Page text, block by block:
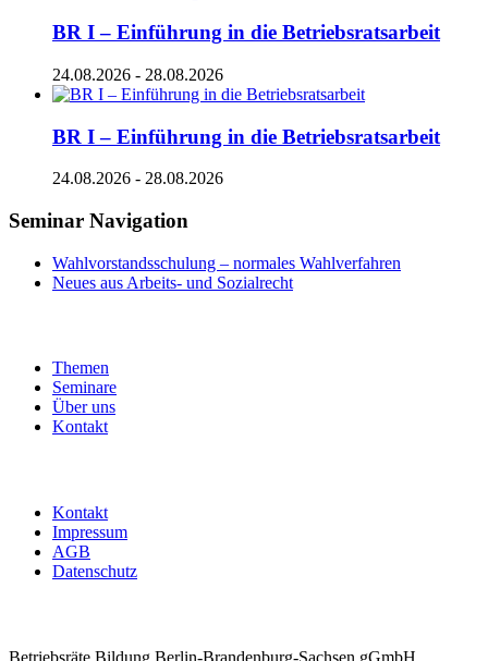
BR I – Einführung in die Betriebsratsarbeit
24.08.2026 - 28.08.2026
BR I – Einführung in die Betriebsratsarbeit
24.08.2026 - 28.08.2026
Seminar Navigation
Wahlvorstandsschulung – normales Wahlverfahren
Neues aus Arbeits- und Sozialrecht
Themen
Seminare
Über uns
Kontakt
Kontakt
Impressum
AGB
Datenschutz
Betriebsräte Bildung Berlin-Brandenburg-Sachsen gGmbH